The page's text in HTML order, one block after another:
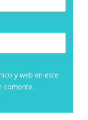
y web en este
comente.